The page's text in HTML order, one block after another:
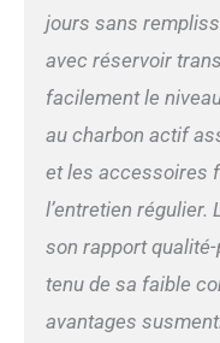
jours sans
avec réservoir
facilement le
au charbon actif
et les accessoires
l’entretien
son rapport
tenu de sa faible
avantages